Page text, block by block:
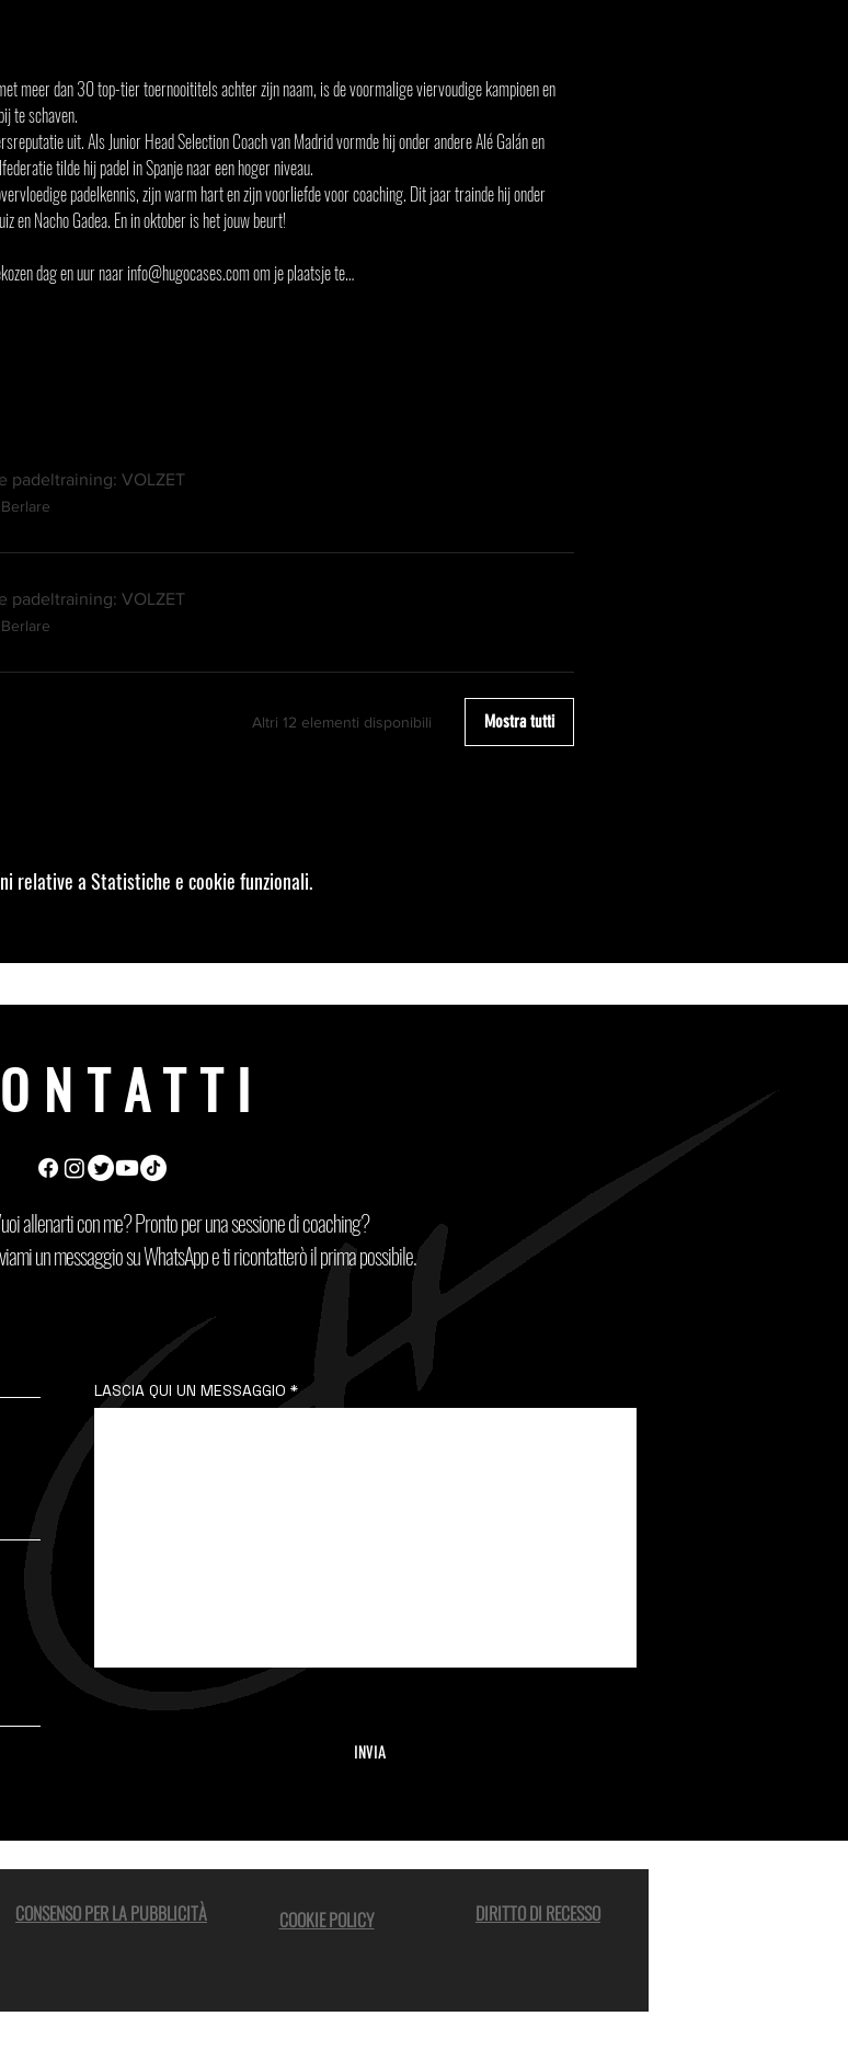
meer dan 30 top-tier toernooititels achter zijn naam, is de voormalige viervoudige kampioen en
te schaven.
uit. Als Junior Head Selection Coach van Madrid vormde hij onder andere Alé Galán en
tilde hij padel in Spanje naar een hoger niveau.
padelkennis, zijn warm hart en zijn voorliefde voor coaching. Dit jaar trainde hij onder
en Nacho Gadea. En in oktober is het jouw beurt!
dag en uur naar info@hugocases.com om je plaatsje te…
padeltraining: VOLZET
padeltraining: VOLZET
Altri 12 elementi disponibili Mostra tutti
relative a Statistiche e cookie funzionali.
allenarti con me? Pronto per una sessione di coaching?
un messaggio su WhatsApp e ti ricontatterò il prima possibile.
LASCIA QUI UN MESSAGGIO
INVIA
CONSENSO PER LA PUBBLICITÀ COOKIE POLICY DIRITTO DI RECESSO